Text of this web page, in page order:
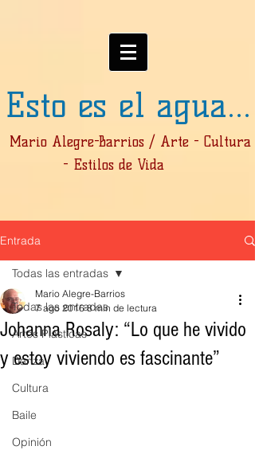
Esto es el agua...
Mario Alegre-Barrios / Arte - Cultura
- Estilos de Vida
Entrada
Todas las entradas
Artes Plásticas
Danza
Cultura
Baile
Opinión
Todas las entradas
Johanna Rosaly: “Lo que he vivido
y estoy viviendo es fascinante”
Mario Alegre-Barrios
7 ago 2016 8 min de lectura